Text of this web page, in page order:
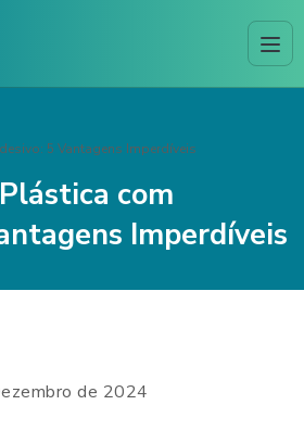
5 Vantagens Imperdíveis
com
Imperdíveis
de 2024